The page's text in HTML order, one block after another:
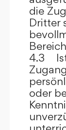
die
Dritter
4.3 Ist
oder